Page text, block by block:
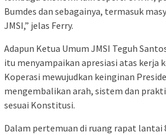
Bumdes dan sebagainya, termasuk
JMSI,” jelas Ferry.
Adapun Ketua Umum JMSI Teguh
itu menyampaikan apresiasi atas kerja
Koperasi mewujudkan keinginan
mengembalikan arah, sistem dan
sesuai Konstitusi.
Dalam pertemuan di ruang rapat